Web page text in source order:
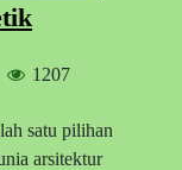
1207
satu pilihan
arsitektur